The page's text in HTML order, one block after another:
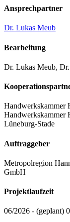
Ansprechpartner
Dr. Lukas Meub
Bearbeitung
Dr. Lukas Meub,
Handwerkskammer
Handwerkskammer
Lüneburg-Stade
Auftraggeber
Metropolregion
GmbH
Projektlaufzeit
06/2026 - (geplant)